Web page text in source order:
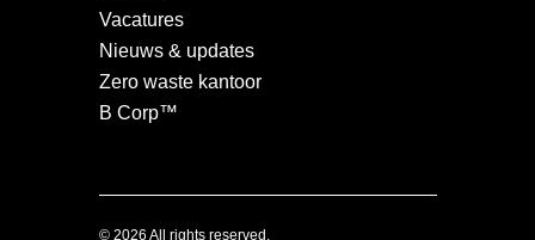
Vacatures
Nieuws & updates
Zero waste kantoor
B Corp™
© 2026 All rights reserved.